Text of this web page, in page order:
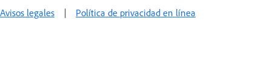
Avisos legales | Política de privacidad en línea